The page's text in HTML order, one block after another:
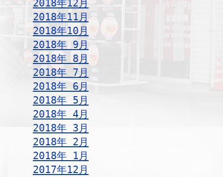
2018年12月
2018年11月
2018年10月
2018年 9月
2018年 8月
2018年 7月
2018年 6月
2018年 5月
2018年 4月
2018年 3月
2018年 2月
2018年 1月
2017年12月